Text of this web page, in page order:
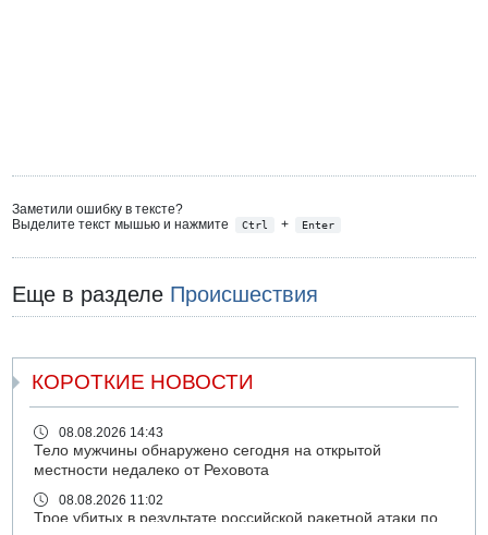
Заметили ошибку в тексте?
Выделите текст мышью и нажмите
Ctrl + Enter
Еще в разделе Происшествия
КОРОТКИЕ НОВОСТИ
08.08.2026 14:43
Тело мужчины обнаружено сегодня на открытой
местности недалеко от Реховота
08.08.2026 11:02
Трое убитых в результате российской ракетной атаки по